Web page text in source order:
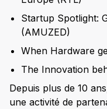
Startup Spotlight:
(AMUZED)
When Hardware
The Innovation
Depuis plus de 10
une activité de